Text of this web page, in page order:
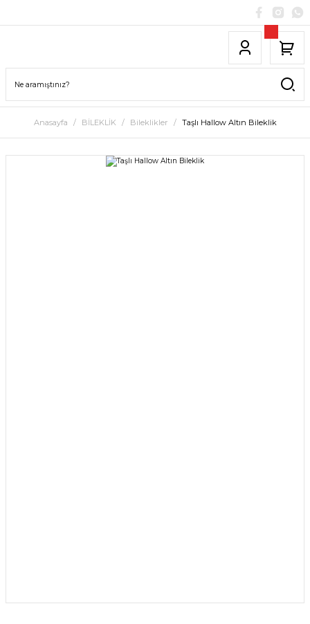
Anasayfa BİLEKLİK Bileklikler Taşlı Hallow Altın Bileklik